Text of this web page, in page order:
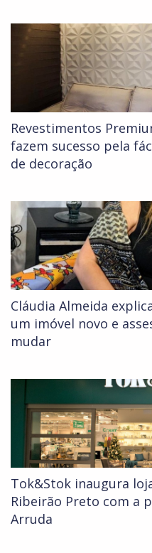
Revestimentos
fazem sucesso pela
de decoração
Cláudia Almeida
um imóvel novo e
mudar
Tok&Stok inaugura
Ribeirão Preto com a
Arruda